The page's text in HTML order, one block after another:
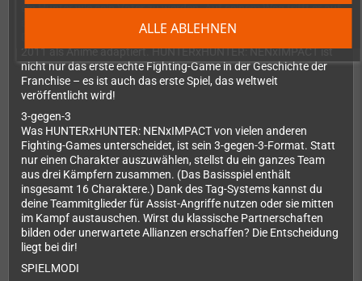
ALLE ABLEHNEN
ein Hunter wie sein Vater zu werden. Auf seinem Weg trifft er auf
andere Hunters und begegnet übernatürlichen Phänomenen.
Die Serie hat über 84 Millionen Exemplare verkauft und wurde
2011 als Anime adaptiert. HUNTERxHUNTER: NENxIMPACT ist
nicht nur das erste echte Fighting-Game in der Geschichte der
Franchise – es ist auch das erste Spiel, das weltweit
veröffentlicht wird!
3-gegen-3
Was HUNTERxHUNTER: NENxIMPACT von vielen anderen
Fighting-Games unterscheidet, ist sein 3-gegen-3-Format. Statt
nur einen Charakter auszuwählen, stellst du ein ganzes Team
aus drei Kämpfern zusammen. (Das Basisspiel enthält
insgesamt 16 Charaktere.) Dank des Tag-Systems kannst du
deine Teammitglieder für Assist-Angriffe nutzen oder sie mitten
im Kampf austauschen. Wirst du klassische Partnerschaften
bilden oder unerwartete Allianzen erschaffen? Die Entscheidung
liegt bei dir!
SPIELMODI